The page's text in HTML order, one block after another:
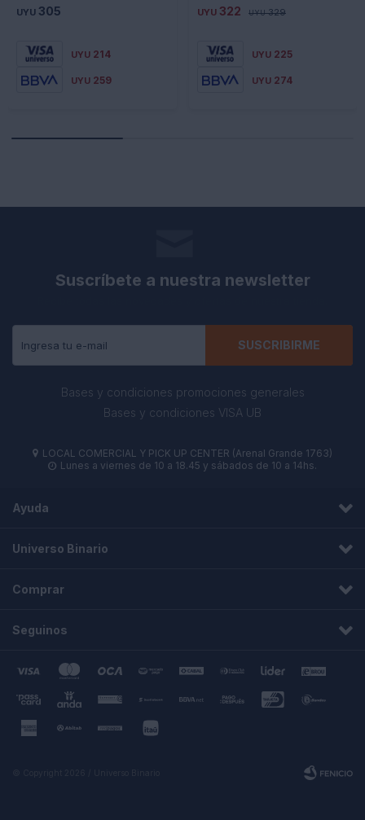
UYU 305
UYU 214
UYU 259
UYU 322 UYU 329
UYU 225
UYU 274
Suscríbete a nuestra newsletter
SUSCRIBIRME
Bases y condiciones promociones generales
Bases y condiciones VISA UB
 LOCAL COMERCIAL Y PICK UP CENTER (Arenal Grande 1763)
 Lunes a viernes de 10 a 18.45 y sábados de 10 a 14hs.
Ayuda
Universo Binario
Comprar
Seguinos